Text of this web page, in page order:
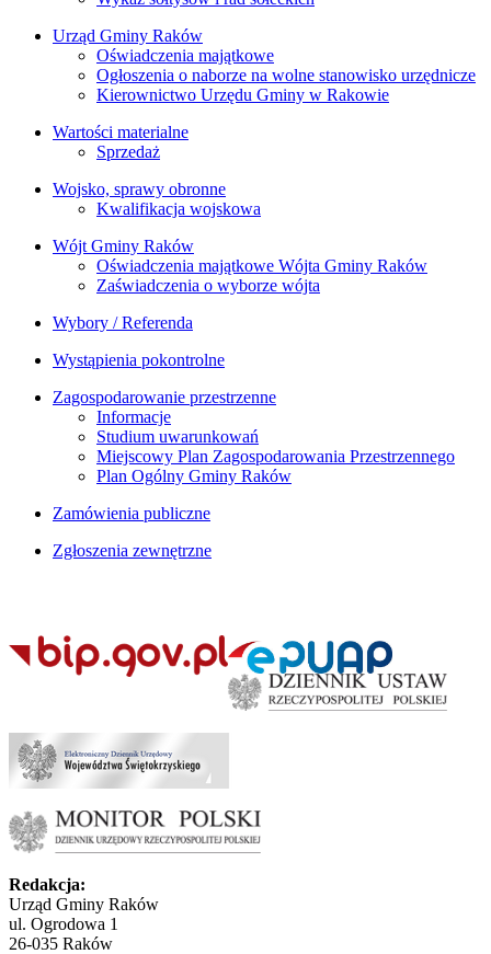
Urząd Gminy Raków
Oświadczenia majątkowe
Ogłoszenia o naborze na wolne stanowisko urzędnicze
Kierownictwo Urzędu Gminy w Rakowie
Wartości materialne
Sprzedaż
Wojsko, sprawy obronne
Kwalifikacja wojskowa
Wójt Gminy Raków
Oświadczenia majątkowe Wójta Gminy Raków
Zaświadczenia o wyborze wójta
Wybory / Referenda
Wystąpienia pokontrolne
Zagospodarowanie przestrzenne
Informacje
Studium uwarunkowań
Miejscowy Plan Zagospodarowania Przestrzennego
Plan Ogólny Gminy Raków
Zamówienia publiczne
Zgłoszenia zewnętrzne
Redakcja:
Urząd Gminy Raków
ul. Ogrodowa 1
26-035 Raków